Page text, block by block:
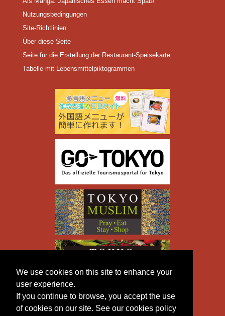
We use cookies on this site to enhance your
user experience.
If you continue to browse, you accept the use
of cookies on our site. See our cookies policy
Nutzungsbedingungen
Site-Richtlinien
Über diese Seite
Seite für die Erstellung der Restaurant-Speisekarte
Tabelle mit Lebensmittelpiktogrammen